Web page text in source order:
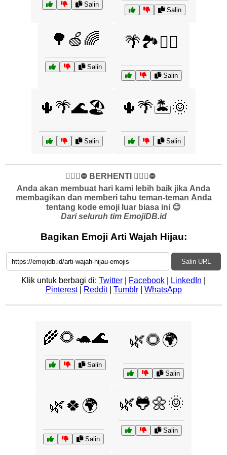
Salin
Salin
🌳🍏🌈
Salin
🌴🏞️🚣‍♂️
Salin
🌵🌴🌊🏖️
Salin
🌵🌴🏝️🌞
Salin
✋🏻🛑⛔️ BERHENTI ✋🏻🛑⛔️
Anda akan membuat hari kami lebih baik jika Anda
membagikan dan memberi tahu teman-teman Anda
tentang kode emoji luar biasa ini 😊
Dari seluruh tim EmojiDB.id
Bagikan Emoji Arti Wajah Hijau:
Salin URL
Klik untuk berbagi di: Twitter Facebook LinkedIn
Pinterest| Reddit| Tumblr| WhatsApp
🌾🌻🐢🌊
Salin
🌿🌻🌍
Salin
🌿🍀🌍
Salin
🌿🐸🌼🌞
Salin